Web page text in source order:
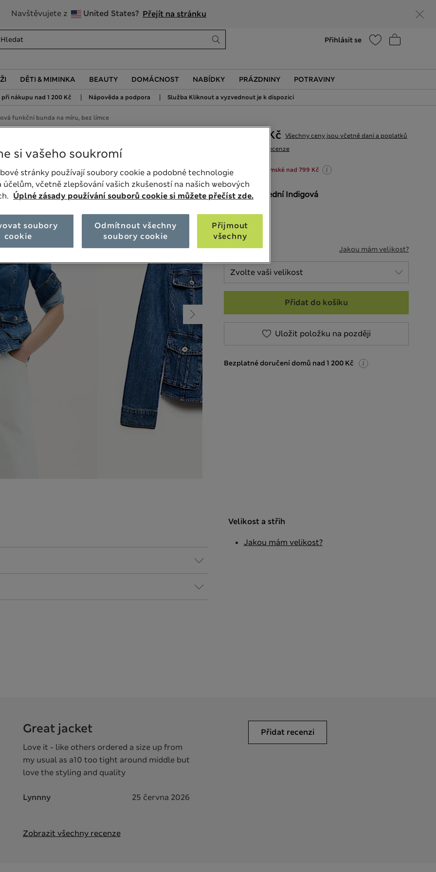
Navštěvujete z United States? Přejít na stránku
Přihlásit se
DĚTI & MIMINKA BEAUTY DOMÁCNOST NABÍDKY PRÁZDNINY POTRAVINY
nákupu nad 1 200 Kč | Nápověda a podpora | Služba Kliknout a vyzvednout je k dispozici
funkční bunda na míru, bez límce
bez límce 42 Recenze
1 299,00Kč Všechny ceny jsou včetně daní a poplatků
20% sleva na dámské nad 799 Kč
BARVA: Střední Indigová
VELIKOST Jakou mám velikost?
Přidat do košíku
Uložit položku na později
Bezplatné doručení domů nad 1 200 Kč
Velikost a střih
Jakou mám velikost?
Great jacket
Love it - like others ordered a size up from
my usual as a10 too tight around middle but
love the styling and quality
Lynnny 25 června 2026
Zobrazit všechny recenze
Přidat recenzi
si vašeho soukromí
stránky používají soubory cookie a podobné technologie
účelům, včetně zlepšování vašich zkušeností na našich webových
Úplné zásady používání souborů cookie si můžete přečíst zde.
Odmítnout všechny
soubory cookie
Přijmout
všechny
soubory
cookie